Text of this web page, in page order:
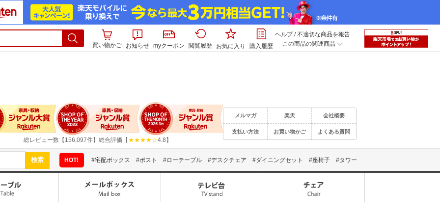
買い物かご お知らせ myクーポン 閲覧履歴 お気に入り 購入履歴
ヘルプ/不適切な商品を報告
この商品の関連商品